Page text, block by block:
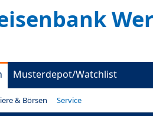
Musterdepot/Watchlist
& Börsen Service